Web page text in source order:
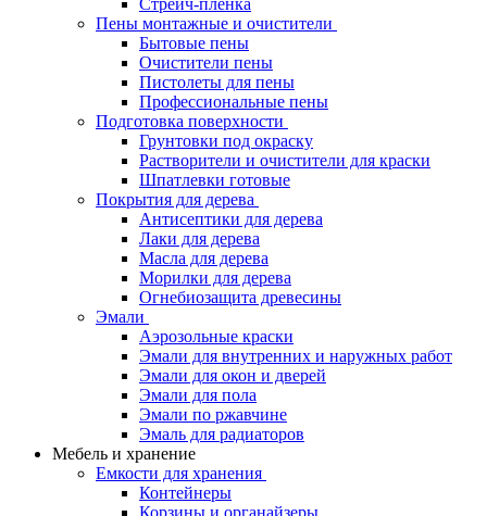
Пены монтажные и очистители
Бытовые пены
Очистители пены
Пистолеты для пены
Профессиональные пены
Подготовка поверхности
Грунтовки под окраску
Растворители и очистители для краски
Шпатлевки готовые
Покрытия для дерева
Антисептики для дерева
Лаки для дерева
Масла для дерева
Морилки для дерева
Огнебиозащита древесины
Эмали
Аэрозольные краски
Эмали для внутренних и наружных работ
Эмали для окон и дверей
Эмали для пола
Эмали по ржавчине
Эмаль для радиаторов
Мебель и хранение
Емкости для хранения
Контейнеры
Корзины и органайзеры